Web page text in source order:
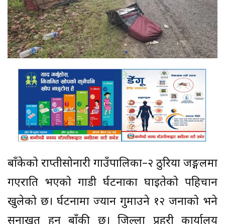
बाँकेको राप्तीसोनारी गाउँपालिका–२ ठुरिया जङ्गलमा
गएराति भएको गाडी दुर्घटनाका घाइतेको पहिचान
खुलेको छ। दुर्घटनामा ज्यान गुमाउने १२ जनाको भने
सनाखत हुन बाँकी छ। जिल्ला प्रहरी कार्यालय